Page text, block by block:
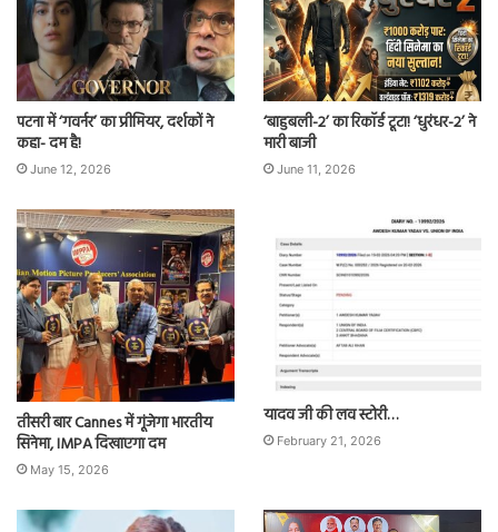
पटना में ‘गवर्नर’ का प्रीमियर, दर्शकों ने
कहा- दम है!
June 12, 2026
‘बाहुबली-2’ का रिकॉर्ड टूटा! ‘धुरंधर-2’ ने
मारी बाजी
June 11, 2026
तीसरी बार Cannes में गूंजेगा भारतीय
सिनेमा, IMPA दिखाएगा दम
May 15, 2026
यादव जी की लव स्टोरी…
February 21, 2026